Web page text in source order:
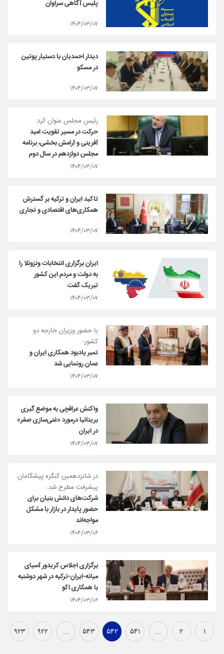
پلیس آگاهی سراوان
۱۴۰۴/۰۳/۰۷
دیدار احمدیان با دستیار پوتین
در مسکو
۱۴۰۴/۰۳/۰۷
رئیس مجلس عنوان کرد:
حرکت در مسیر تقویت امید
آفرینی و آرامش بخشی، برنامه
مجلس دوازدهم در سال دوم
۱۴۰۴/۰۳/۰۷
تاکید ایران و ترکیه بر گسترش
همکاری‌های اقتصادی و تجاری
۱۴۰۴/۰۳/۰۷
ایران برگزاری انتخابات ونزوئلا را
به دولت و مردم این کشور
تبریک گفت
۱۴۰۴/۰۳/۰۷
با حضور وزیران خارجه دو
کشور؛
تمبر یادبود همکاری ایران و
عمان رونمایی شد
۱۴۰۴/۰۳/۰۷
واکنش عراقچی به موضع گیری
بریتانیا درمورد «غنی‌سازی صفر»
در ایران
۱۴۰۴/۰۳/۰۷
در شانزدهمین کنگره پیشگامان
پیشرفت مطرح شد:
شرکت‌های دانش بنیان برای
حضور پایدار در بازار با مشکل
مواجه‌اند
۱۴۰۴/۰۳/۰۶
برگزاری اجلاس کریدور آسیای
میانه-ایران-ترکیه در شهر دوشنبه
با همکاری اکو
۱۴۰۴/۰۳/۰۶
۱ ۲ ... ۵۴۱ ۵۴۲ ۵۴۳ ... ۹۲۲ ۹۲۳